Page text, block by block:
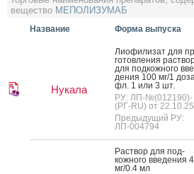
вещество МЕПОЛИЗУМАБ
Название Форма выпуска
Нукала
Ли­офи­лизат для
готов­ле­ния
для под­кожно­го
дения 100 мг/1
фл. 1 или 3 шт.
РУ: ЛП-№(012190)-
(РГ-RU) от 22.10.25
Предыдущий РУ:
ЛП-004794
Рас­твор для под­
кожно­го вве­дения
мг/0.4 мл